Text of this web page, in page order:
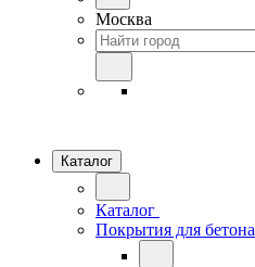
Москва
Каталог
Каталог
Покрытия для бетона